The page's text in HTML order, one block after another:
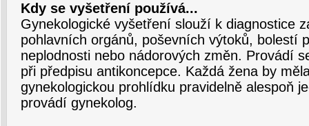
Kdy se vyšetření používá...
Gynekologické vyšetření slouží k diagnostice
pohlavních orgánů, poševních výtoků, bolestí
neplodnosti nebo nádorových změn. Provádí
při předpisu antikoncepce. Každá žena by
gynekologickou prohlídku pravidelně alespoň
provádí gynekolog.